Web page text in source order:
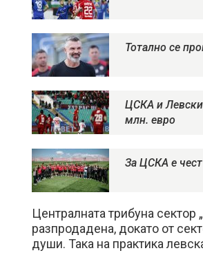
Тотално се
ЦСКА и Левски
млн. евро
За ЦСКА е
Централната трибуна сектор
разпродадена, докато от
души. Така на практика